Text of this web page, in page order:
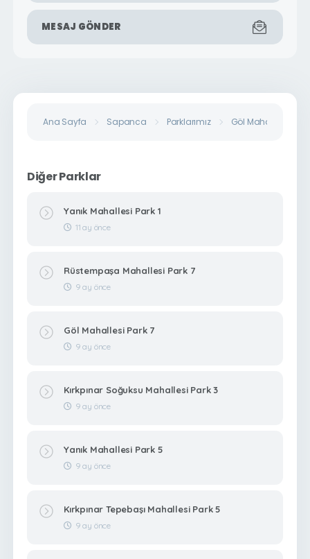
MESAJ GÖNDER
Ana Sayfa Sapanca Parklarımız Göl Mahallesi Park
Diğer Parklar
Yanık Mahallesi Park 1
11 ay önce
Rüstempaşa Mahallesi Park 7
9 ay önce
Göl Mahallesi Park 7
9 ay önce
Kırkpınar Soğuksu Mahallesi Park 3
9 ay önce
Yanık Mahallesi Park 5
9 ay önce
Kırkpınar Tepebaşı Mahallesi Park 5
9 ay önce